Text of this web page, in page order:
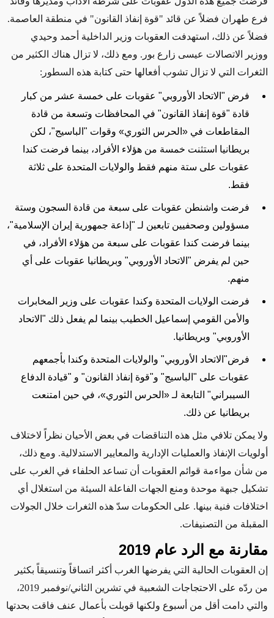
فرع طهران فضلاً عن قائد "قوة إنفاذ القانون" في منطقة العاصمة.
فضلاً عن ذلك، استهدفت العقوبات وزير الداخلية أحمد وحيدي
ووزير الاتصالات عيسى زارع بور. ومع ذلك، لا تزال هناك الكثير من
الثغرات التي لا تزال تشوب أفعالها حتى كتابة هذه السطور :
فرض "الاتحاد الأوروبي" عقوبات على خمسة عشر من كبار
قادة "قوة إنفاذ القانون" في المحافظات وتسعة من قادة
المقاطعات في « الحرس الثوري» وقوات "الباسيج"، لكن
بريطانيا استثنت خمسة من هؤلاء الأفراد، بينما فرضت كندا
عقوبات على ستة منهم فقط والولايات المتحدة على ثلاثة
فقط.
فرضت واشنطن عقوبات على سبعة من قادة السجون وستة
مسؤولين وصحفيين تابعين لـ "إذاعة جمهورية إيران الإسلامية"،
بينما فرضت كندا عقوبات على سبعة من هؤلاء الأفراد، في
حين لم يفرض "الاتحاد الأوروبي" وبريطانيا عقوبات على أي
منهم.
فرضت الولايات المتحدة وكندا عقوبات على وزير المخابرات
والأمن القومي إسماعيل الخطيب بينما لم يفعل ذلك "الاتحاد
الأوروبي" وبريطانيا.
فرض"الاتحاد الأوروبي" والولايات المتحدة وكندا بأجمعهم
عقوبات على "الباسيج" و"قوة إنفاذ القانون" و "قيادة الدفاع
السيبراني" التابعة لـ « الحرس الثوري»، في حين امتنعت
بريطانيا عن ذلك.
ولا يمكن تلافي مثل هذه التناقضات في بعض الأحيان نظراً لاختلاف
أولويات الإنفاذ والعمليات الإدارية والمعايير الاستدلالية. ومع ذلك،
من شأن مواءمة قوائم العقوبات أن تساعد الحلفاء في الغرب على
تشكيل جبهة موحدة ومنع الجهات الفاعلة السيئة من استغلال أي
اختلافات فنية بينها. على الحكومات سدّ هذه الثغرات خلال الجولات
المقبلة من التصنيفات.
مقارنة مع الرد عام 2019
إن العقوبات الحالية التي يفرضها الغرب أكثر اتساقاً وتنسيقاً بكثير
من ردّه على الاحتجاجات الشعبية في تشرين الثاني/نوفمبر 2019،
والتي دامت أقل من أسبوع ولكنها قوبلت بأعمال عنف فاقت بحدتها